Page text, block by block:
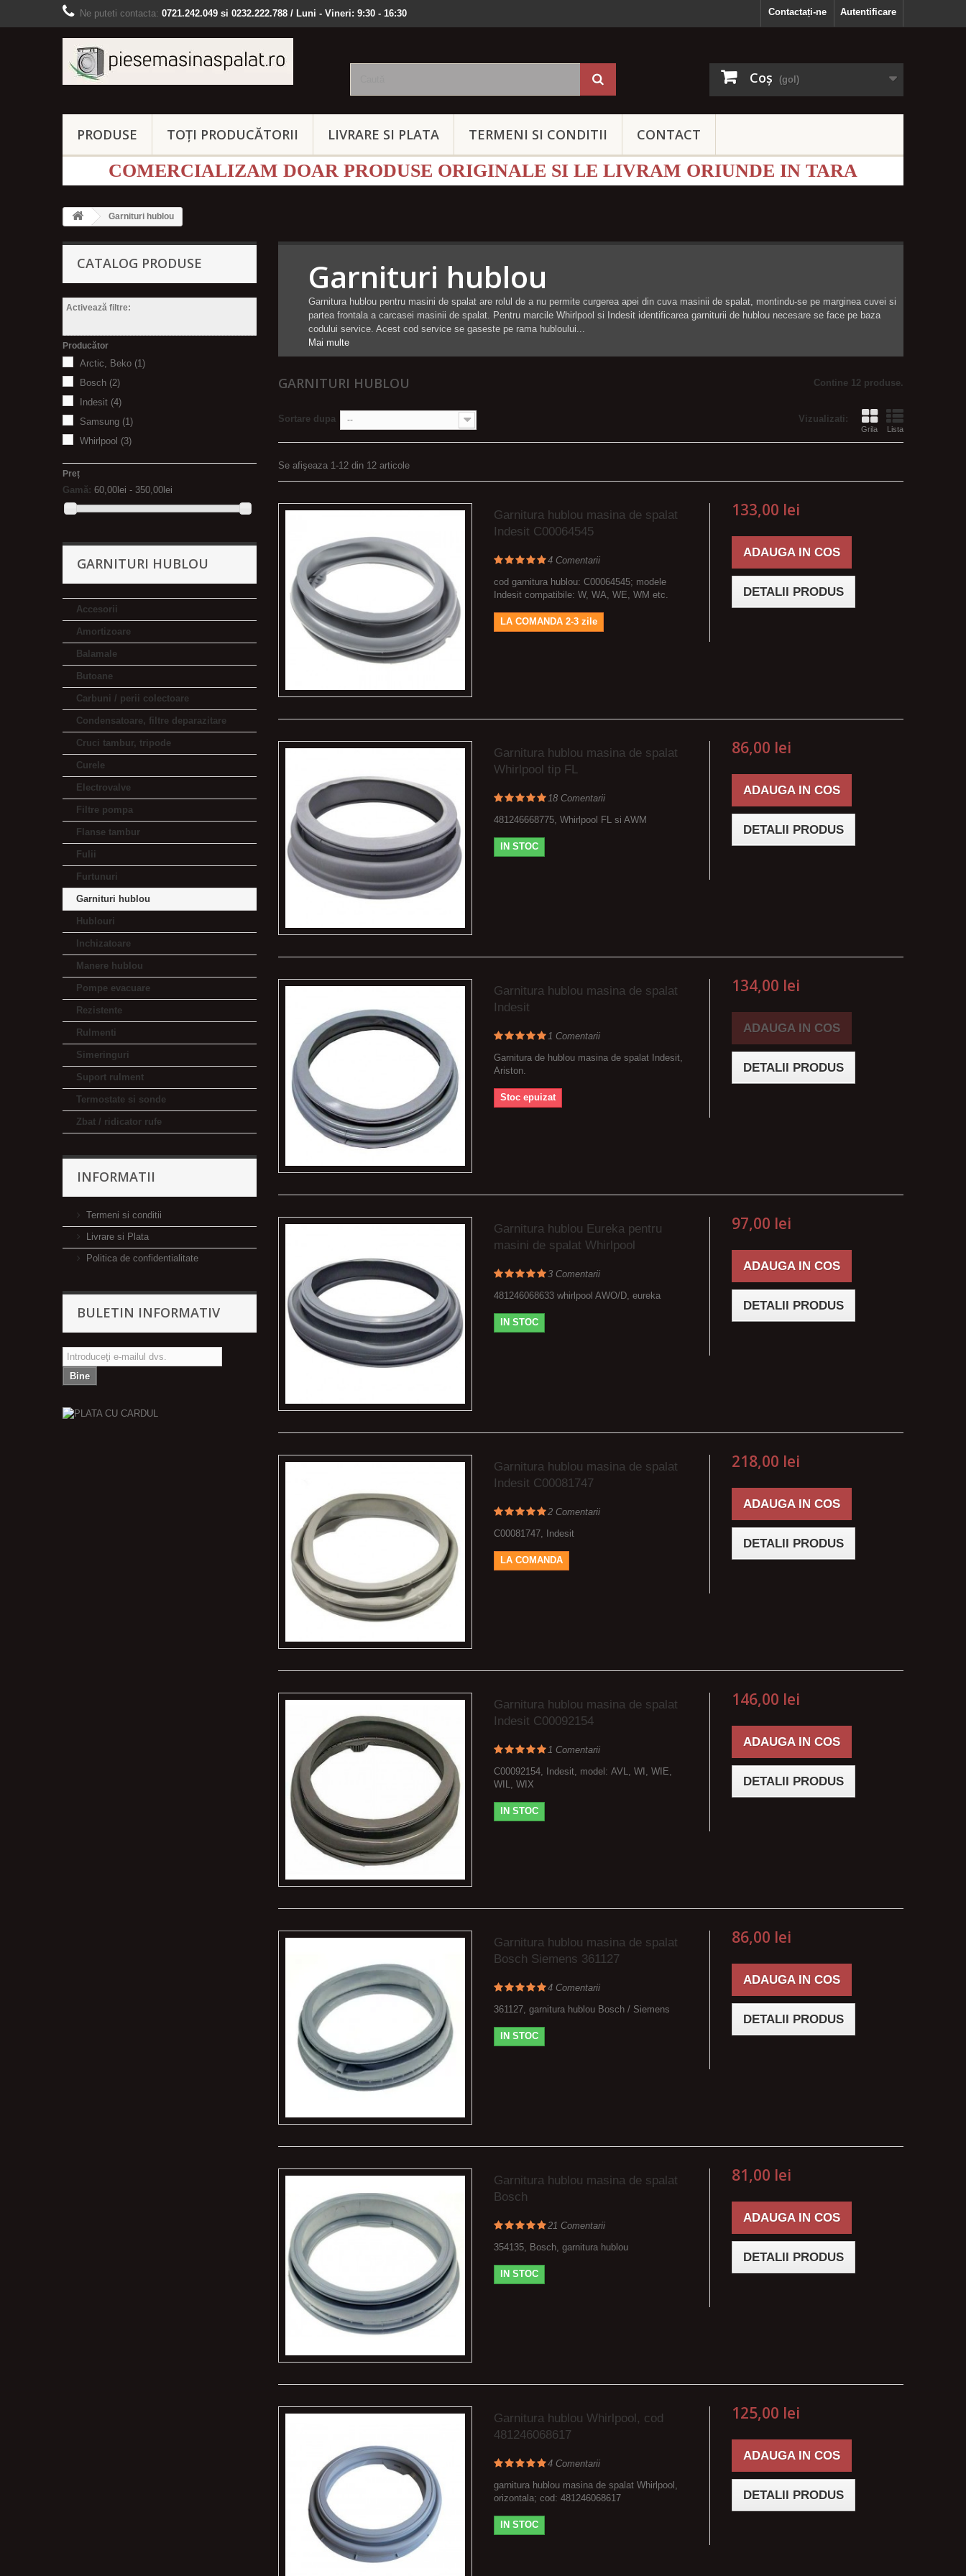
Autentificare
Contactați-ne
Ne puteti contacta: 0721.242.049 si 0232.222.788 / Luni - Vineri: 9:30 - 16:30
Coş (gol)
PRODUSE TOȚI PRODUCĂTORII LIVRARE SI PLATA TERMENI SI CONDITII CONTACT
COMERCIALIZAM DOAR PRODUSE ORIGINALE SI LE LIVRAM ORIUNDE IN TARA
Garnituri hublou
CATALOG PRODUSE
Activează filtre:
Producător
Arctic, Beko (1)
Bosch (2)
Indesit (4)
Samsung (1)
Whirlpool (3)
Preț
Gamă: 60,00lei - 350,00lei
GARNITURI HUBLOU
Accesorii
Amortizoare
Balamale
Butoane
Carbuni / perii colectoare
Condensatoare, filtre deparazitare
Cruci tambur, tripode
Curele
Electrovalve
Filtre pompa
Flanse tambur
Fulii
Furtunuri
Garnituri hublou
Hublouri
Inchizatoare
Manere hublou
Pompe evacuare
Rezistente
Rulmenti
Simeringuri
Suport rulment
Termostate si sonde
Zbat / ridicator rufe
INFORMATII
Termeni si conditii
Livrare si Plata
Politica de confidentialitate
BULETIN INFORMATIV
Bine
Garnituri hublou
Garnitura hublou pentru masini de spalat are rolul de a nu permite curgerea apei din cuva masinii de spalat, montindu-se pe marginea cuvei si
partea frontala a carcasei masinii de spalat. Pentru marcile Whirlpool si Indesit identificarea garniturii de hublou necesare se face pe baza
codului service. Acest cod service se gaseste pe rama hubloului...
Mai multe
GARNITURI HUBLOU Contine 12 produse.
Vizualizati:
Grila Lista
Sortare dupa --
Se afişeaza 1-12 din 12 articole
Garnitura hublou masina de spalat
Indesit C00064545
4Comentarii
cod garnitura hublou: C00064545; modele
Indesit compatibile: W, WA, WE, WM etc.
LA COMANDA 2-3 zile
133,00 lei
ADAUGA IN COS
DETALII PRODUS
Garnitura hublou masina de spalat
Whirlpool tip FL
18Comentarii
481246668775, Whirlpool FL si AWM
IN STOC
86,00 lei
ADAUGA IN COS
DETALII PRODUS
Garnitura hublou masina de spalat
Indesit
1 Comentarii
Garnitura de hublou masina de spalat Indesit,
Ariston.
Stoc epuizat
134,00 lei
ADAUGA IN COS
DETALII PRODUS
Garnitura hublou Eureka pentru
masini de spalat Whirlpool
3Comentarii
481246068633 whirlpool AWO/D, eureka
IN STOC
97,00 lei
ADAUGA IN COS
DETALII PRODUS
Garnitura hublou masina de spalat
Indesit C00081747
2Comentarii
C00081747, Indesit
LA COMANDA
218,00 lei
ADAUGA IN COS
DETALII PRODUS
Garnitura hublou masina de spalat
Indesit C00092154
1 Comentarii
C00092154, Indesit, model: AVL, WI, WIE,
WIL, WIX
IN STOC
146,00 lei
ADAUGA IN COS
DETALII PRODUS
Garnitura hublou masina de spalat
Bosch Siemens 361127
4Comentarii
361127, garnitura hublou Bosch / Siemens
IN STOC
86,00 lei
ADAUGA IN COS
DETALII PRODUS
Garnitura hublou masina de spalat
Bosch
21 Comentarii
354135, Bosch, garnitura hublou
IN STOC
81,00 lei
ADAUGA IN COS
DETALII PRODUS
Garnitura hublou Whirlpool, cod
481246068617
4Comentarii
garnitura hublou masina de spalat Whirlpool,
orizontala; cod: 481246068617
IN STOC
125,00 lei
ADAUGA IN COS
DETALII PRODUS